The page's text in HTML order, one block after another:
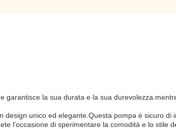
la sua durata e la sua
unico ed elegante.Questa pompa è sicuro di
l'occasione di sperimentare la comodità e lo stile